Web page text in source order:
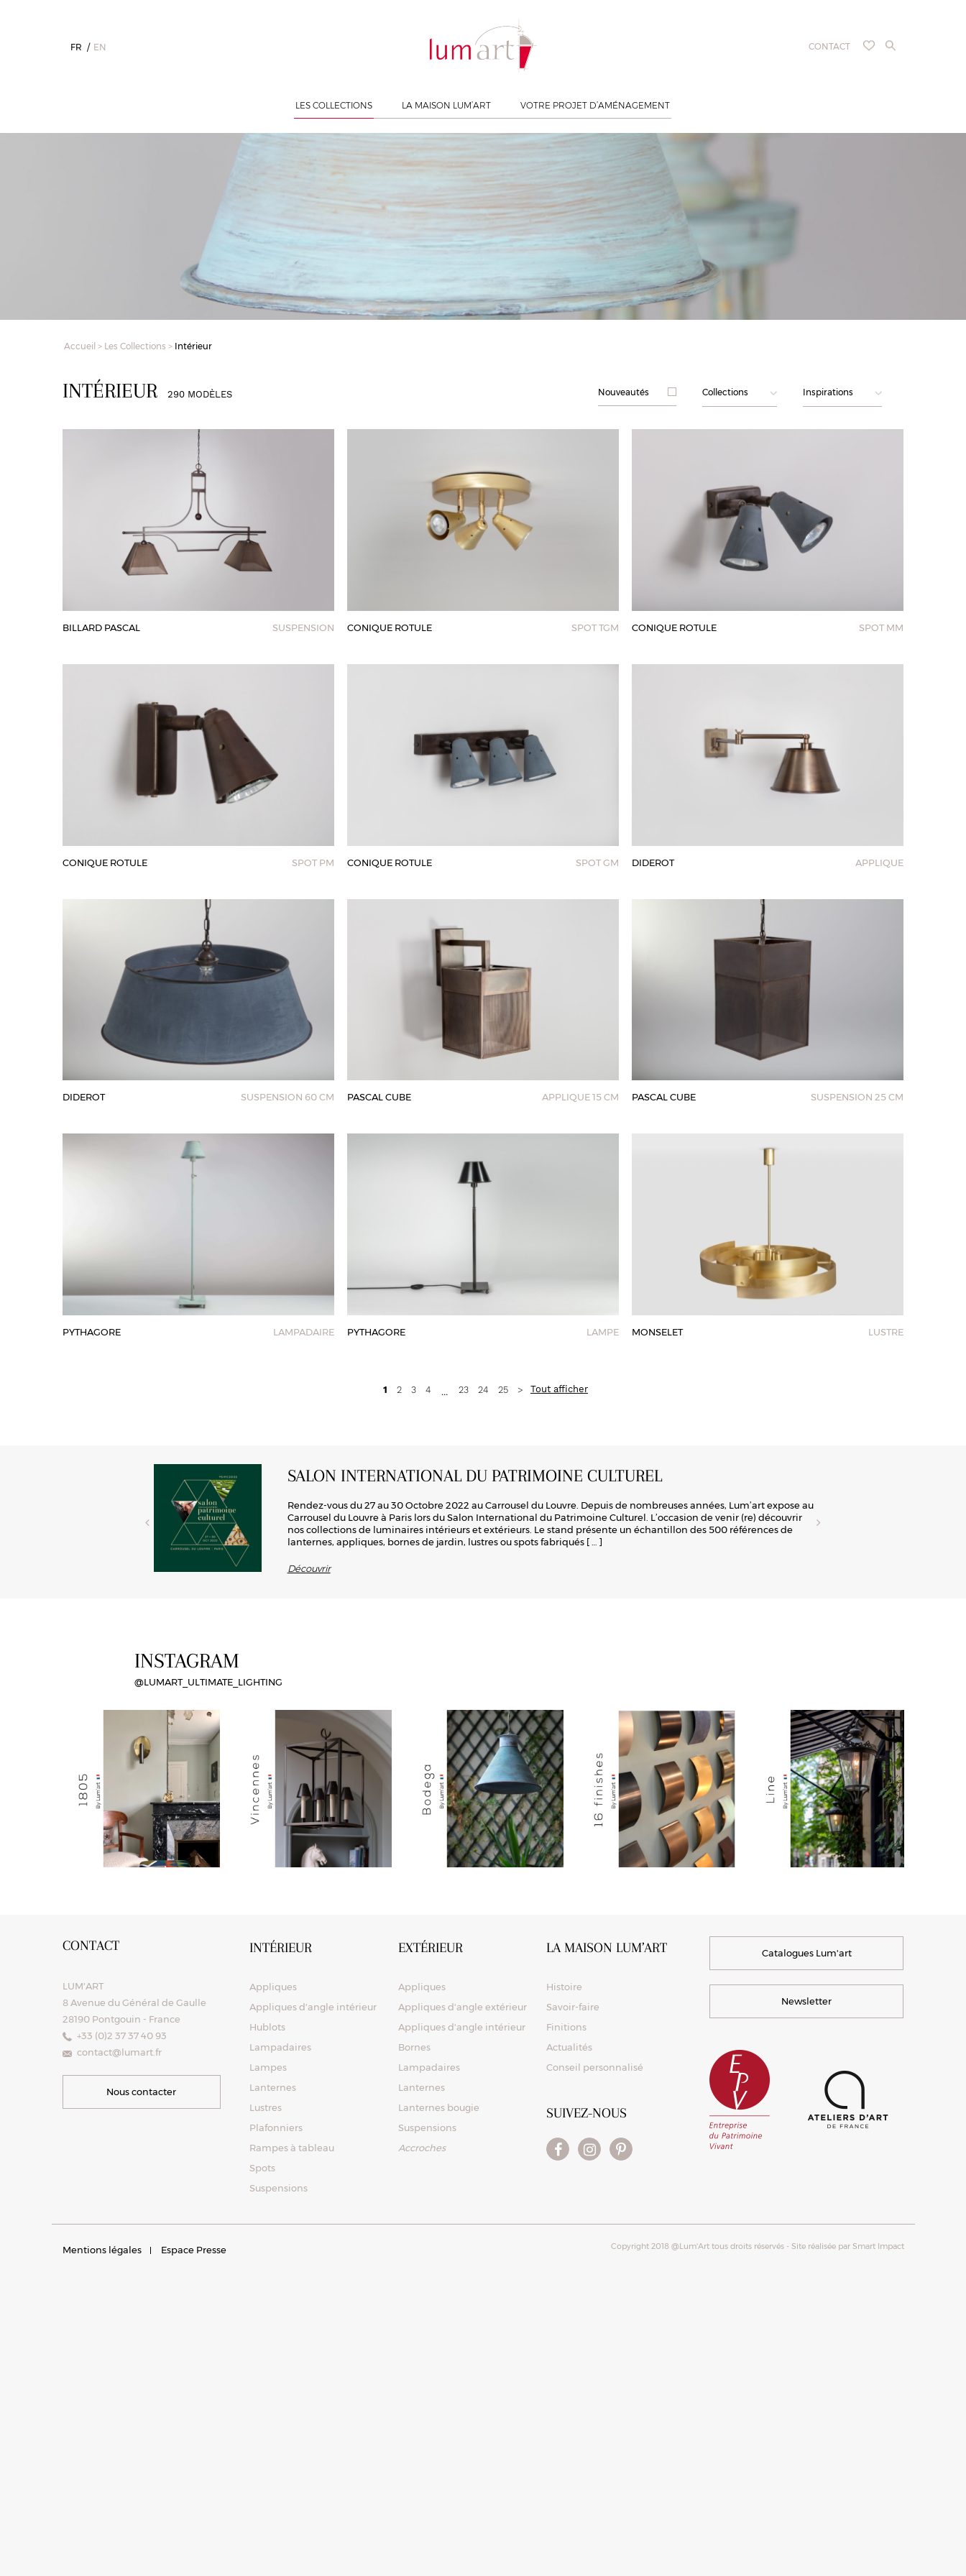
FR EN CONTACT
LES COLLECTIONS LA MAISON LUM’ART VOTRE PROJET D’AMÉNAGEMENT
Accueil > Les Collections >Intérieur
INTÉRIEUR 290 MODÈLES Nouveautés Collections Inspirations
BILLARD PASCAL SUSPENSION CONIQUE ROTULE SPOT TGM CONIQUE ROTULE SPOT MM
CONIQUE ROTULE SPOT PM CONIQUE ROTULE SPOT GM DIDEROT APPLIQUE
DIDEROT SUSPENSION 60 CM PASCAL CUBE APPLIQUE 15 CM PASCAL CUBE SUSPENSION 25 CM
PYTHAGORE LAMPADAIRE PYTHAGORE LAMPE MONSELET LUSTRE
1 2 3 4 … 23 24 25 > Tout afficher
de luminaires, cette
SALON INTERNATIONAL DU PATRIMOINE CULTUREL
Rendez-vous du 27 au 30 Octobre 2022 au Carrousel du Louvre. Depuis de nombreuses années, Lum’art expose au
Carrousel du Louvre à Paris lors du Salon International du Patrimoine Culturel. L’occasion de venir (re) découvrir
nos collections de luminaires intérieurs et extérieurs. Le stand présente un échantillon des 500 références de
lanternes, appliques, bornes de jardin, lustres ou spots fabriqués [ … ]
Découvrir
INSTAGRAM
@LUMART_ULTIMATE_LIGHTING
CONTACT
LUM'ART
8 Avenue du Général de Gaulle
28190 Pontgouin - France
+33 (0)2 37 37 40 93
contact@lumart.fr
Nous contacter
INTÉRIEUR
Appliques
Appliques d'angle intérieur
Hublots
Lampadaires
Lampes
Lanternes
Lustres
Plafonniers
Rampes à tableau
Spots
Suspensions
EXTÉRIEUR
Appliques
Appliques d'angle extérieur
Appliques d'angle intérieur
Bornes
Lampadaires
Lanternes
Lanternes bougie
Suspensions
Accroches
LA MAISON LUM’ART
Histoire
Savoir-faire
Finitions
Actualités
Conseil personnalisé
SUIVEZ-NOUS
Catalogues Lum'art
Newsletter
Mentions légales Espace Presse Copyright 2018 @Lum'Art tous droits réservés- Site réalisée parSmart Impact